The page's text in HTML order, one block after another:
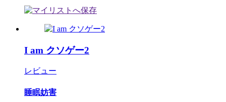
I am クソゲー2
レビュー
睡眠妨害